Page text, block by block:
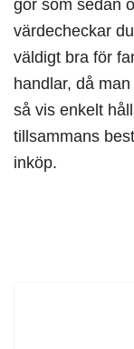
gör som sedan
värdecheckar
väldigt bra för
handlar, då
så vis enkelt
tillsammans
inköp.